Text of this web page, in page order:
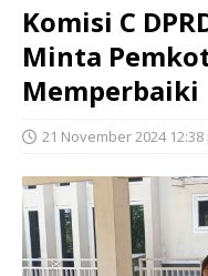
Komisi C
Minta
Memperbaiki
21 November 2024 12:38